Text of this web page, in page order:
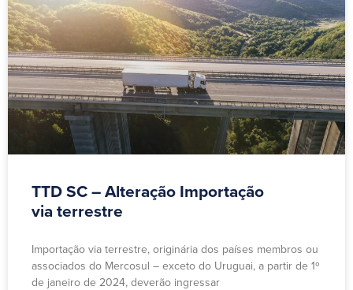
TTD SC – Alteração Importação
via terrestre
Importação via terrestre, originária dos países membros ou
associados do Mercosul – exceto do Uruguai, a partir de 1º
de janeiro de 2024, deverão ingressar